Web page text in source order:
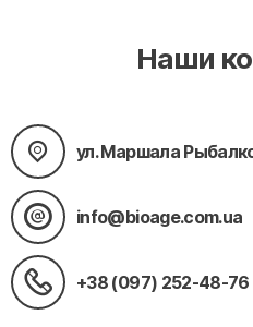
Наши
ул. Маршала
info@bioage.com.ua
+38 (097) 252-48-76